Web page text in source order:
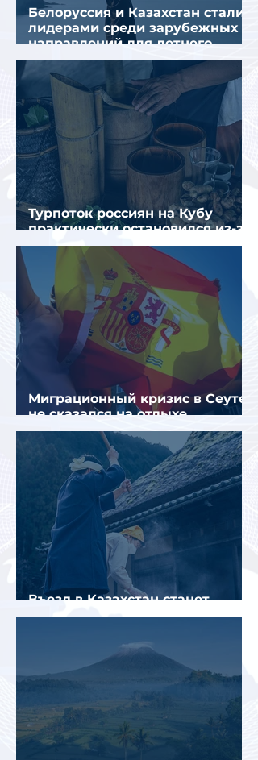
Белоруссия и Казахстан стали
лидерами среди зарубежных
направлений для летнего
отдыха россиян
Турпоток россиян на Кубу
практически остановился из-за
отсутствия прямых рейсов
Миграционный кризис в Сеуте
не сказался на отдыхе
российских туристов в Испании
Въезд в Казахстан станет
платным до конца года